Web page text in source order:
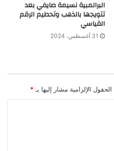
البرالمبية نسيمة صايفي بعد
تتويجها بالذهب وتحطيم الرقم
القياسي
31 أغسطس، 2024
الحقول الإلزامية مشار إليها بـ *